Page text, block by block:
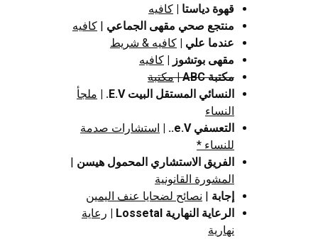
قهوة دياستا
كافيه
منتجع صحي مقهى الجماعي
كافيه
عندما علي
كافيه & شريط
مقهى بوتشوز |
كافيه
مكتبة ABC
| مكتبة
النسائي المستقل البيت E.V. |
ملجأ
النساء
التعسفي e.V.. |
استشارات صدمة
للنساء *
الفريق الاستشاري المحمول هيسن
المشورة القانونية
إجابة
نصائح لضحايا عنف اليمين
الرعاية النهارية Lossetal |
رعاية
نهارية